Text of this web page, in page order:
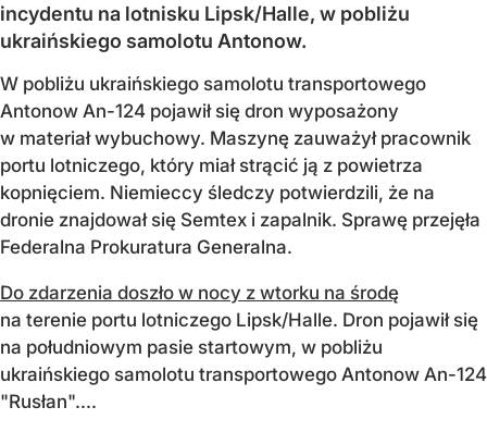
incydentu na lotnisku Lipsk/Halle, w pobliżu
ukraińskiego samolotu Antonow.
W pobliżu ukraińskiego samolotu transportowego
Antonow An-124 pojawił się dron wyposażony
w materiał wybuchowy. Maszynę zauważył pracownik
portu lotniczego, który miał strącić ją z powietrza
kopnięciem. Niemieccy śledczy potwierdzili, że na
dronie znajdował się Semtex i zapalnik. Sprawę przejęła
Federalna Prokuratura Generalna.
Do zdarzenia doszło w nocy z wtorku na środę
na terenie portu lotniczego Lipsk/Halle. Dron pojawił się
na południowym pasie startowym, w pobliżu
ukraińskiego samolotu transportowego Antonow An-124
"Rusłan"....